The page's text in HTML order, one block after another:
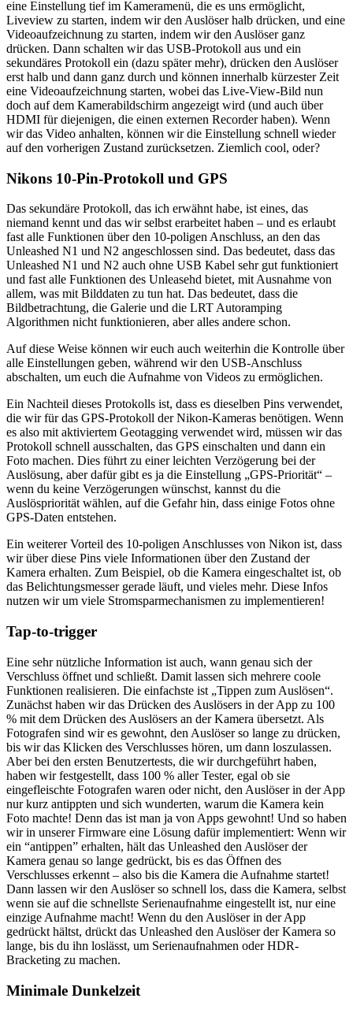
eine Einstellung tief im Kameramenü, die es uns ermöglicht,
Liveview zu starten, indem wir den Auslöser halb drücken, und eine
Videoaufzeichnung zu starten, indem wir den Auslöser ganz
drücken. Dann schalten wir das USB-Protokoll aus und ein
sekundäres Protokoll ein (dazu später mehr), drücken den Auslöser
erst halb und dann ganz durch und können innerhalb kürzester Zeit
eine Videoaufzeichnung starten, wobei das Live-View-Bild nun
doch auf dem Kamerabildschirm angezeigt wird (und auch über
HDMI für diejenigen, die einen externen Recorder haben). Wenn
wir das Video anhalten, können wir die Einstellung schnell wieder
auf den vorherigen Zustand zurücksetzen. Ziemlich cool, oder?
Nikons 10-Pin-Protokoll und GPS
Das sekundäre Protokoll, das ich erwähnt habe, ist eines, das
niemand kennt und das wir selbst erarbeitet haben – und es erlaubt
fast alle Funktionen über den 10-poligen Anschluss, an den das
Unleashed N1 und N2 angeschlossen sind. Das bedeutet, dass das
Unleashed N1 und N2 auch ohne USB Kabel sehr gut funktioniert
und fast alle Funktionen des Unleasehd bietet, mit Ausnahme von
allem, was mit Bilddaten zu tun hat. Das bedeutet, dass die
Bildbetrachtung, die Galerie und die LRT Autoramping
Algorithmen nicht funktionieren, aber alles andere schon.
Auf diese Weise können wir euch auch weiterhin die Kontrolle über
alle Einstellungen geben, während wir den USB-Anschluss
abschalten, um euch die Aufnahme von Videos zu ermöglichen.
Ein Nachteil dieses Protokolls ist, dass es dieselben Pins verwendet,
die wir für das GPS-Protokoll der Nikon-Kameras benötigen. Wenn
es also mit aktiviertem Geotagging verwendet wird, müssen wir das
Protokoll schnell ausschalten, das GPS einschalten und dann ein
Foto machen. Dies führt zu einer leichten Verzögerung bei der
Auslösung, aber dafür gibt es ja die Einstellung „GPS-Priorität“ –
wenn du keine Verzögerungen wünschst, kannst du die
Auslöspriorität wählen, auf die Gefahr hin, dass einige Fotos ohne
GPS-Daten entstehen.
Ein weiterer Vorteil des 10-poligen Anschlusses von Nikon ist, dass
wir über diese Pins viele Informationen über den Zustand der
Kamera erhalten. Zum Beispiel, ob die Kamera eingeschaltet ist, ob
das Belichtungsmesser gerade läuft, und vieles mehr. Diese Infos
nutzen wir um viele Stromsparmechanismen zu implementieren!
Tap-to-trigger
Eine sehr nützliche Information ist auch, wann genau sich der
Verschluss öffnet und schließt. Damit lassen sich mehrere coole
Funktionen realisieren. Die einfachste ist „Tippen zum Auslösen“.
Zunächst haben wir das Drücken des Auslösers in der App zu 100
% mit dem Drücken des Auslösers an der Kamera übersetzt. Als
Fotografen sind wir es gewohnt, den Auslöser so lange zu drücken,
bis wir das Klicken des Verschlusses hören, um dann loszulassen.
Aber bei den ersten Benutzertests, die wir durchgeführt haben,
haben wir festgestellt, dass 100 % aller Tester, egal ob sie
eingefleischte Fotografen waren oder nicht, den Auslöser in der App
nur kurz antippten und sich wunderten, warum die Kamera kein
Foto machte! Denn das ist man ja von Apps gewohnt! Und so haben
wir in unserer Firmware eine Lösung dafür implementiert: Wenn wir
ein “antippen” erhalten, hält das Unleashed den Auslöser der
Kamera genau so lange gedrückt, bis es das Öffnen des
Verschlusses erkennt – also bis die Kamera die Aufnahme startet!
Dann lassen wir den Auslöser so schnell los, dass die Kamera, selbst
wenn sie auf die schnellste Serienaufnahme eingestellt ist, nur eine
einzige Aufnahme macht! Wenn du den Auslöser in der App
gedrückt hältst, drückt das Unleashed den Auslöser der Kamera so
lange, bis du ihn loslässt, um Serienaufnahmen oder HDR-
Bracketing zu machen.
Minimale Dunkelzeit